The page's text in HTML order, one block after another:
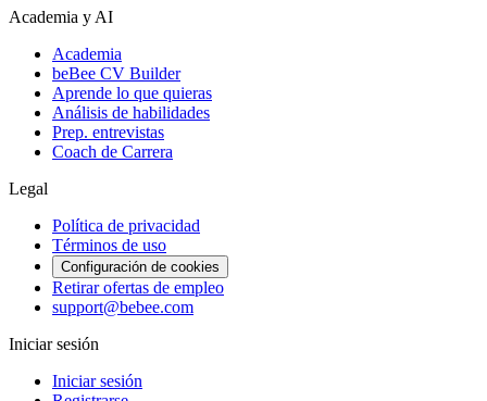
Academia y AI
Academia
beBee CV Builder
Aprende lo que quieras
Análisis de habilidades
Prep. entrevistas
Coach de Carrera
Legal
Política de privacidad
Términos de uso
Configuración de cookies
Retirar ofertas de empleo
support@bebee.com
Iniciar sesión
Iniciar sesión